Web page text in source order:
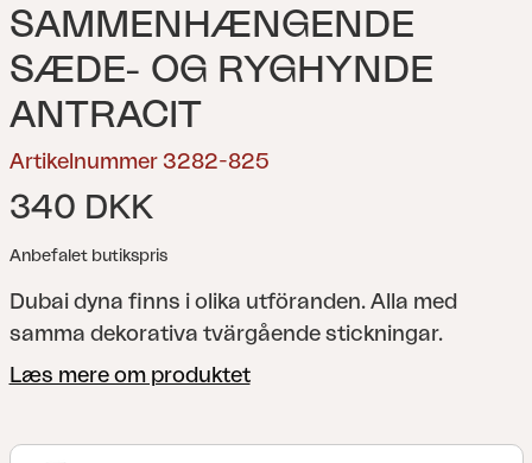
SAMMENHÆNGENDE
SÆDE- OG RYGHYNDE
ANTRACIT
Artikelnummer 3282-825
340 DKK
Anbefalet butikspris
Dubai dyna finns i olika utföranden. Alla med
samma dekorativa tvärgående stickningar.
Læs mere om produktet